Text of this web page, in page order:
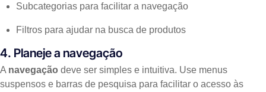
Subcategorias para facilitar a navegação
Filtros para ajudar na busca de produtos
4. Planeje a navegação
A navegação deve ser simples e intuitiva. Use menus
suspensos e barras de pesquisa para facilitar o acesso às